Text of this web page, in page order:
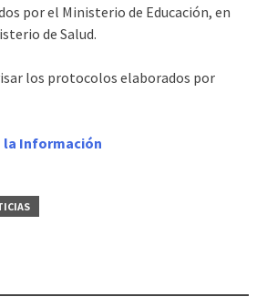
por el Ministerio de Educación, en
de Salud.
los protocolos elaborados por
la Información